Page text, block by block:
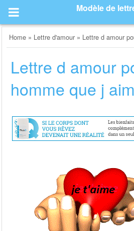
content
Modèle de
Home » Lettre d'amour » Lettre d amour
Lettre d amour
homme que j